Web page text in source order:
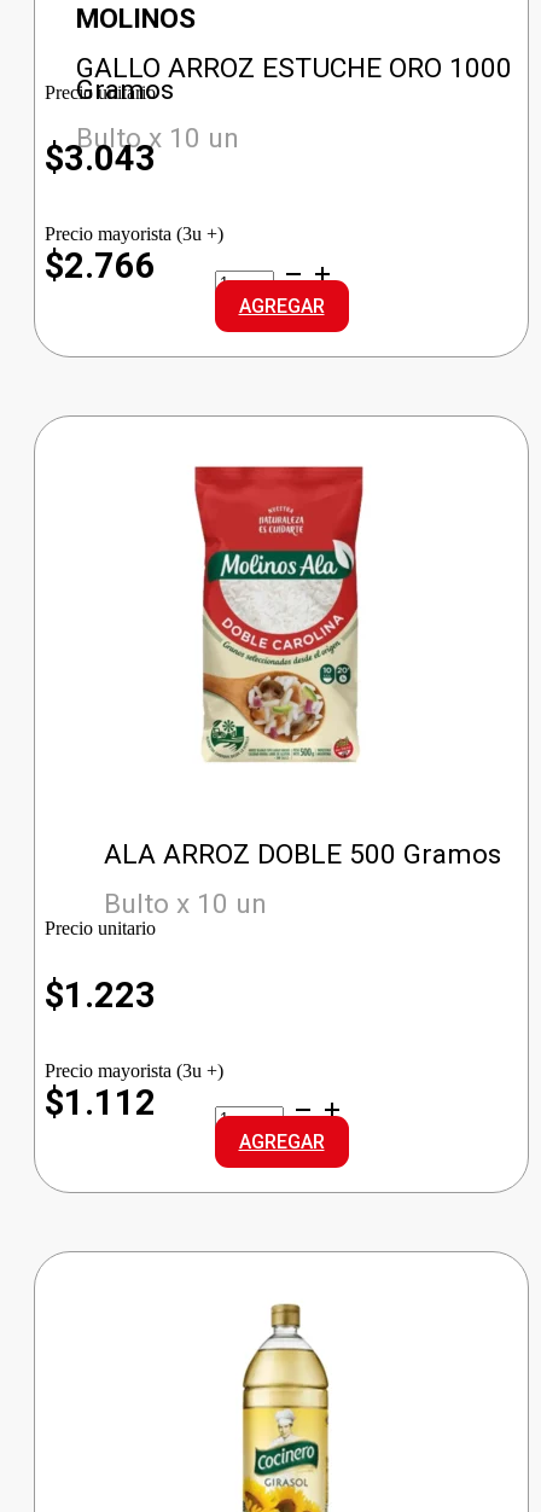
MOLINOS
GALLO ARROZ ESTUCHE ORO 1000
Gramos
Bulto x 10 un
Precio unitario
$3.043
Precio mayorista (3u +)
$2.766
GALLO
ARROZ
ESTUCHE
ORO
cantidad
AGREGAR
ALA ARROZ DOBLE 500 Gramos
Bulto x 10 un
Precio unitario
$1.223
Precio mayorista (3u +)
$1.112
ALA
ARROZ
DOBLE
cantidad
AGREGAR